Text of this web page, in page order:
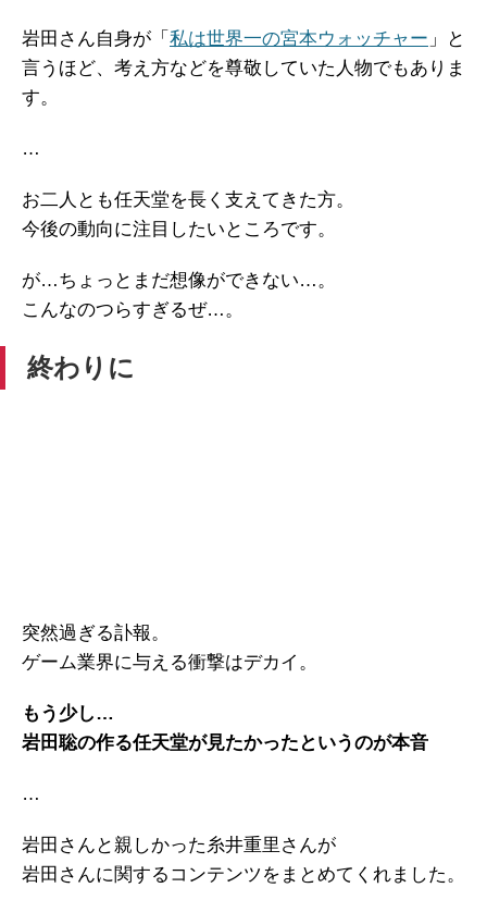
岩田さん自身が「 私は世界一の宮本ウォッチャー 」と
言うほど、考え方などを尊敬していた人物でもありま
す。
…
お二人とも任天堂を長く支えてきた方。
今後の動向に注目したいところです。
が…ちょっとまだ想像ができない…。
こんなのつらすぎるぜ…。
終わりに
突然過ぎる訃報。
ゲーム業界に与える衝撃はデカイ。
もう少し…
岩田聡の作る任天堂が見たかったというのが本音
…
岩田さんと親しかった糸井重里さんが
岩田さんに関するコンテンツをまとめてくれました。